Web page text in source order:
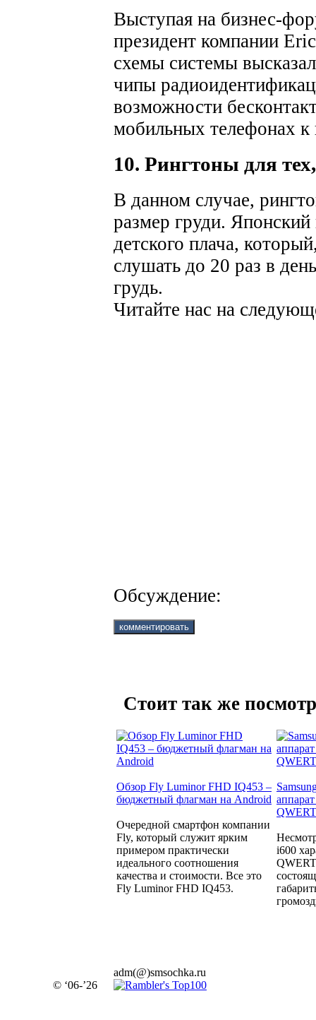
Выступая на бизнес-
президент компании
схемы системы
чипы
возможности
мобильных телефонах к
10. Рингтоны для
В данном случае,
размер груди. Японский
детского плача,
слушать до 20 раз в
грудь.
Читайте нас на
Обсуждение:
Стоит так же
Обзор Fly Luminor FHD IQ453 –
бюджетный флагман на Android
Очередной смартфон компании
Fly, который служит ярким
примером практически
идеального соотношения
качества и стоимости. Все это
Fly Luminor FHD IQ453.
i600
© ‘06-’26
adm(@)smsochka.ru